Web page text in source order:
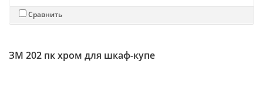
Сравнить
ЗМ 202 пк хром для шкаф-купе